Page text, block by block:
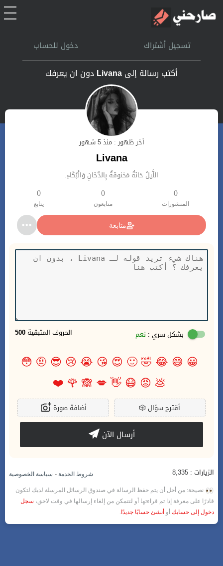
الرئيسيةتسجيل أشتراك دخول للحساب
أكتب رسالة إلىLivanaدون ان يعرفك
أخر ظهور : منذ 5 شهور
Livana
اللَّيلُ حَانَةٌ مَخنوقَةٌ بِالدُّخَانِ وَالْبُكَاءِ.
0
المنشورات
0
متابعون
0
يتابع
متابعة
500 الحروف المتبقية بشكل سري : نعم
😀
😅
😂
🤣
🙂
😍
😘
😭
😢
😎
🤨
😳
💩
😡
😷
👋
💋
🙈
🌹
❤️
🎲أقترح سؤال أضافة صورة
أرسال الآن
الزيارات : 8,335 شروط الخدمة - سياسة الخصوصية
نصيحة: من أجل أن يتم حفظ الرسالة في صندوق الرسائل المرسلة لديك لتكون
قادرًا على معرفة إذا تم قراءتها أو لتتمكن من إلغاء إرسالها في وقت لاحق، سجل
دخول إلى حسابك أو أنشئ حسابًا جديدًا .